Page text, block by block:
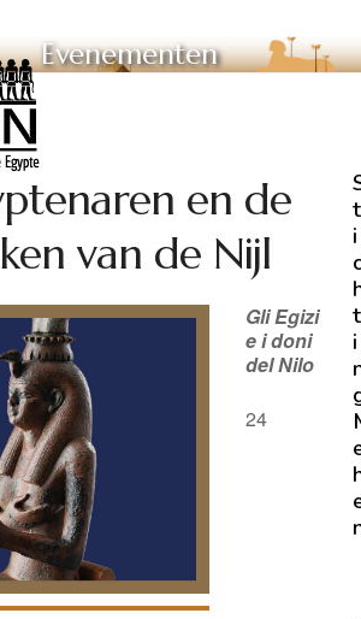
Evenementen
en de
van de Nijl
Gli Egizi
e i doni
del Nilo
24
t
i
t
i